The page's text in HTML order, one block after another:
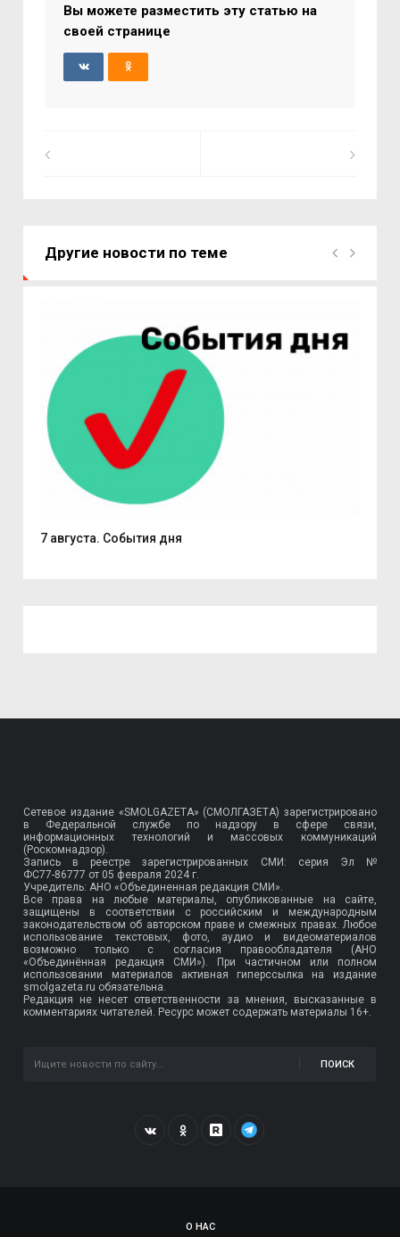
Вы можете разместить эту статью на
своей странице
Другие новости по теме
7 августа. События дня
Сетевое издание «SMOLGAZETA» (СМОЛГАЗЕТА) зарегистрировано
в Федеральной службе по надзору в сфере связи,
информационных технологий и массовых коммуникаций
(Роскомнадзор).
Запись в реестре зарегистрированных СМИ: серия Эл №
ФС77-86777 от 05 февраля 2024 г.
Учредитель: АНО «Объединенная редакция СМИ».
Все права на любые материалы, опубликованные на сайте,
защищены в соответствии с российским и международным
законодательством об авторском праве и смежных правах. Любое
использование текстовых, фото, аудио и видеоматериалов
возможно только с согласия правообладателя (АНО
«Объединённая редакция СМИ»). При частичном или полном
использовании материалов активная гиперссылка на издание
smolgazeta.ru обязательна.
Редакция не несет ответственности за мнения, высказанные в
комментариях читателей. Ресурс может содержать материалы 16+.
ПОИСК
О НАС